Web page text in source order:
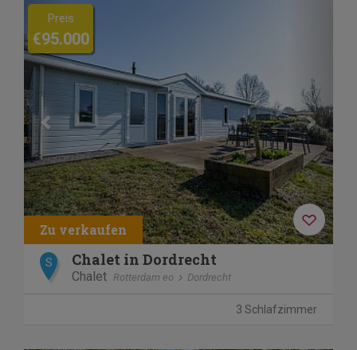
Previous
Preis
€95.000
S Chalet in Dordrecht
Chalet Rotterdam eo Dordrecht
3 Schlafzimmer